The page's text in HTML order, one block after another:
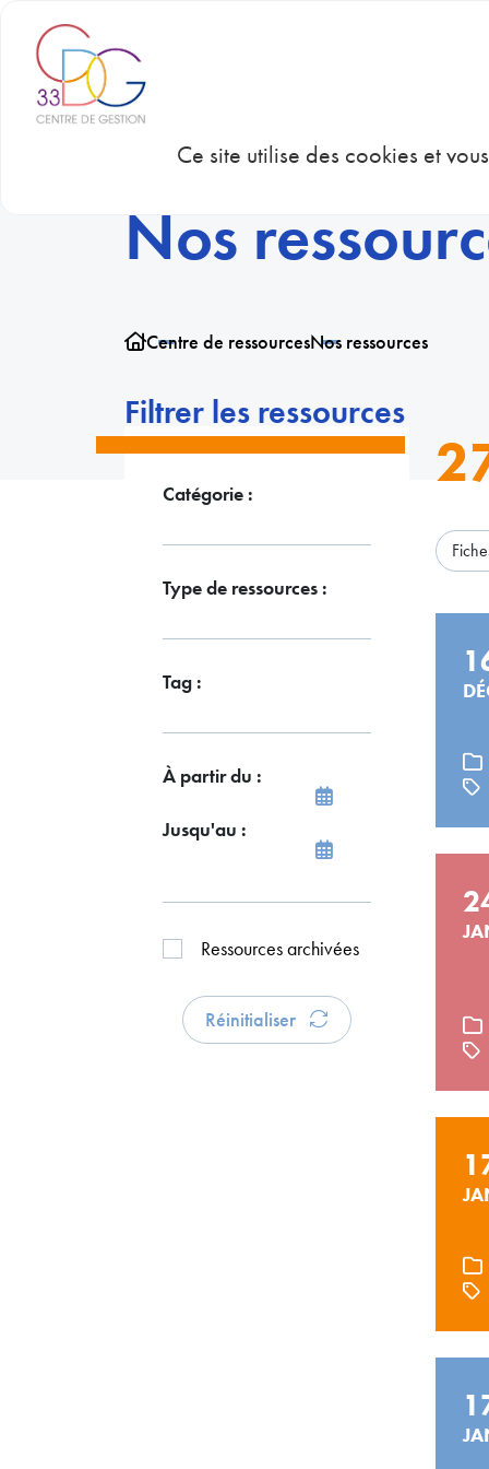
Nos
Centre de ressourcesNos ressources
Filtrer les ressources
Catégorie :
Type de ressources :
Tag :
À partir du :
Jusqu'au :
Ressources archivées
Réinitialiser
Ce site utilise des cookies et